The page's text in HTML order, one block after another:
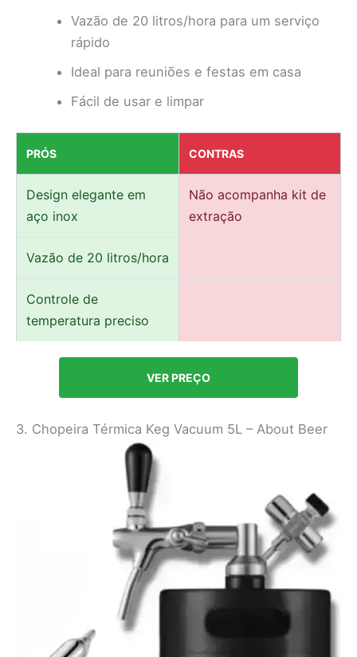
Vazão de 20 litros/hora para um serviço
rápido
Ideal para reuniões e festas em casa
Fácil de usar e limpar
PRÓS CONTRAS
Design elegante em
aço inox
Não acompanha kit de
extração
Vazão de 20 litros/hora
Controle de
temperatura preciso
VER PREÇO
3. Chopeira Térmica Keg Vacuum 5L – About Beer